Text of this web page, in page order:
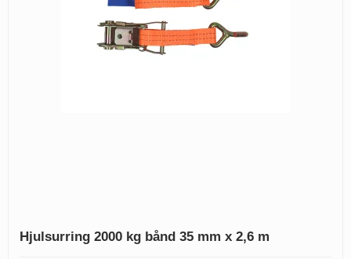
Hjulsurring 2000 kg bånd 35 mm x 2,6 m